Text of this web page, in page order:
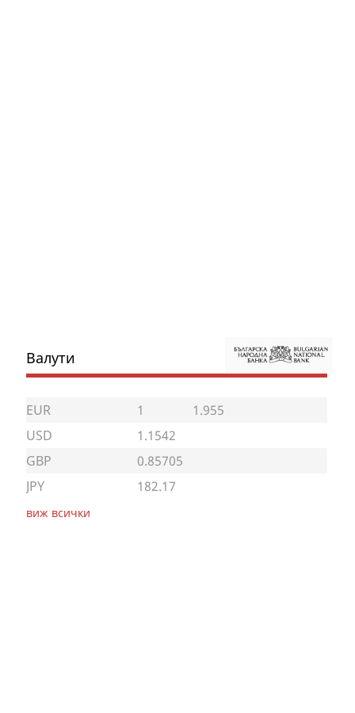
Валути
EUR 1
1.955
USD
1.1542
GBP
0.85705
JPY
182.17
виж всички